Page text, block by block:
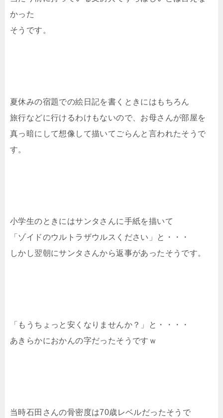
かった
そうです。
夏休みの宿題での絵日記を書くときにはもちろん
旅行などに行けるわけもないので、お母さんが部屋を
真っ暗にして想像して描いてごらんと言われたそうで
す。
小学生のときにはサンタさんに手紙を描いて
「ゾイドのウルトラザウルスください」と・・・
しかし翌朝にサンタさんから返事があったそうです。
「もうちょっと安くなりませんか？」と・・・・
あきらかにおかんの字だったそうですｗ
当時石田さんの骨密度は70歳レベルだったそうで